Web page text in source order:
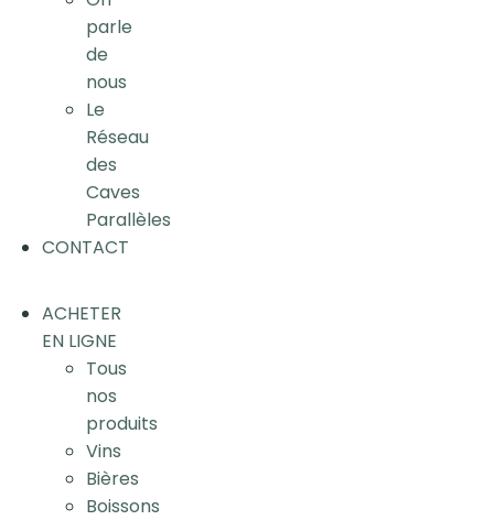
parle
de
nous
Le
Réseau
des
Caves
Parallèles
CONTACT
ACHETER
EN LIGNE
Tous
nos
produits
Vins
Bières
Boissons